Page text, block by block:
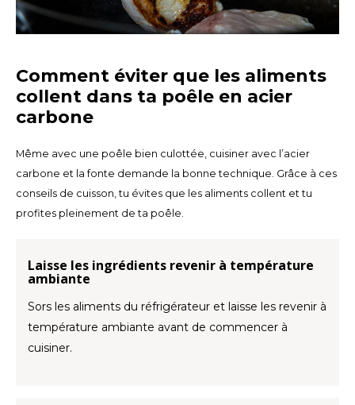
Comment éviter que les aliments
collent dans ta poêle en acier
carbone
Même avec une poêle bien culottée, cuisiner avec l’acier
carbone et la fonte demande la bonne technique. Grâce à ces
conseils de cuisson, tu évites que les aliments collent et tu
profites pleinement de ta poêle.
Laisse les ingrédients revenir à température
ambiante
Sors les aliments du réfrigérateur et laisse les revenir à
température ambiante avant de commencer à
cuisiner.